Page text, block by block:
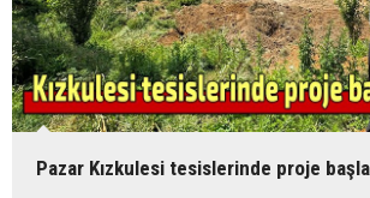
Pazar Kızkulesi tesislerinde proje